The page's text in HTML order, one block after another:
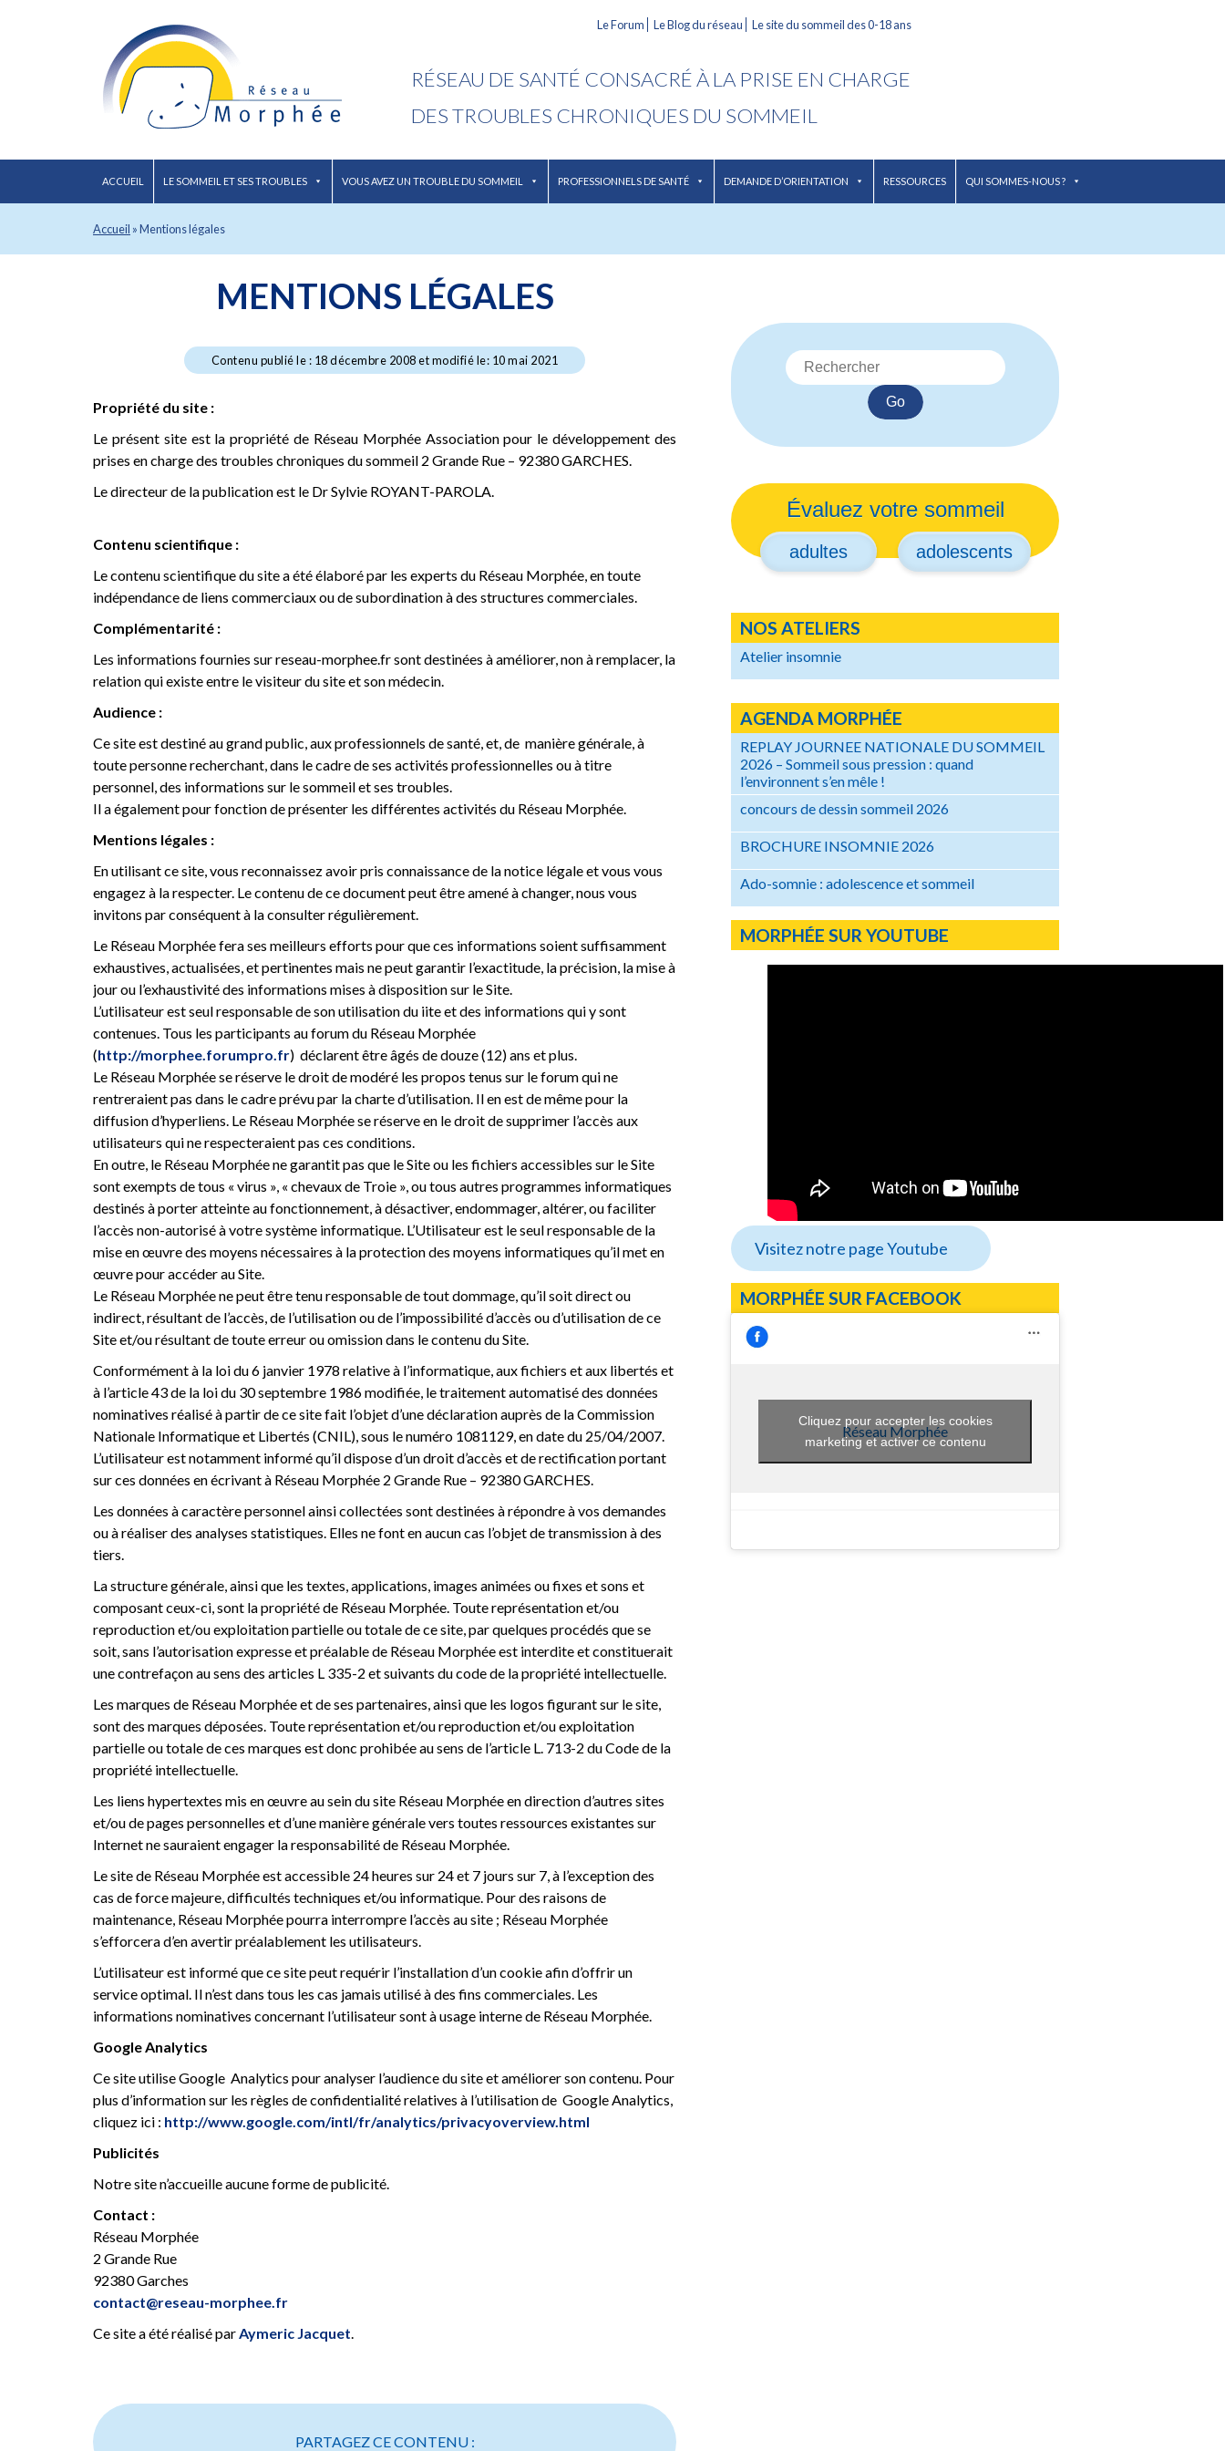
Le Forum Le Blog du réseau Le site du sommeil des 0-18 ans
RÉSEAU DE SANTÉ CONSACRÉ À LA PRISE EN CHARGE
DES TROUBLES CHRONIQUES DU SOMMEIL
ACCUEIL LE SOMMEIL ET SES TROUBLES VOUS AVEZ UN TROUBLE DU SOMMEIL PROFESSIONNELS DE SANTÉ DEMANDE D’ORIENTATION RESSOURCES QUI SOMMES-NOUS ?
Accueil »Mentions légales
MENTIONS LÉGALES
Contenu publié le : 18 décembre 2008 et modifié le: 10 mai 2021
Propriété du site :
Le présent site est la propriété de Réseau Morphée Association pour le développement des
prises en charge des troubles chroniques du sommeil 2 Grande Rue – 92380 GARCHES.
Le directeur de la publication est le Dr Sylvie ROYANT-PAROLA.
Contenu scientifique :
Le contenu scientifique du site a été élaboré par les experts du Réseau Morphée, en toute
indépendance de liens commerciaux ou de subordination à des structures commerciales.
Complémentarité :
Les informations fournies sur reseau-morphee.fr sont destinées à améliorer, non à remplacer, la
relation qui existe entre le visiteur du site et son médecin.
Audience :
Ce site est destiné au grand public, aux professionnels de santé, et, de manière générale, à
toute personne recherchant, dans le cadre de ses activités professionnelles ou à titre
personnel, des informations sur le sommeil et ses troubles.
Il a également pour fonction de présenter les différentes activités du Réseau Morphée.
Mentions légales :
En utilisant ce site, vous reconnaissez avoir pris connaissance de la notice légale et vous vous
engagez à la respecter. Le contenu de ce document peut être amené à changer, nous vous
invitons par conséquent à la consulter régulièrement.
Le Réseau Morphée fera ses meilleurs efforts pour que ces informations soient suffisamment
exhaustives, actualisées, et pertinentes mais ne peut garantir l’exactitude, la précision, la mise à
jour ou l’exhaustivité des informations mises à disposition sur le Site.
L’utilisateur est seul responsable de son utilisation du iite et des informations qui y sont
contenues. Tous les participants au forum du Réseau Morphée
(http://morphee.forumpro.fr) déclarent être âgés de douze (12) ans et plus.
Le Réseau Morphée se réserve le droit de modéré les propos tenus sur le forum qui ne
rentreraient pas dans le cadre prévu par la charte d’utilisation. Il en est de même pour la
diffusion d’hyperliens. Le Réseau Morphée se réserve en le droit de supprimer l’accès aux
utilisateurs qui ne respecteraient pas ces conditions.
En outre, le Réseau Morphée ne garantit pas que le Site ou les fichiers accessibles sur le Site
sont exempts de tous « virus », « chevaux de Troie », ou tous autres programmes informatiques
destinés à porter atteinte au fonctionnement, à désactiver, endommager, altérer, ou faciliter
l’accès non-autorisé à votre système informatique. L’Utilisateur est le seul responsable de la
mise en œuvre des moyens nécessaires à la protection des moyens informatiques qu’il met en
œuvre pour accéder au Site.
Le Réseau Morphée ne peut être tenu responsable de tout dommage, qu’il soit direct ou
indirect, résultant de l’accès, de l’utilisation ou de l’impossibilité d’accès ou d’utilisation de ce
Site et/ou résultant de toute erreur ou omission dans le contenu du Site.
Conformément à la loi du 6 janvier 1978 relative à l’informatique, aux fichiers et aux libertés et
à l’article 43 de la loi du 30 septembre 1986 modifiée, le traitement automatisé des données
nominatives réalisé à partir de ce site fait l’objet d’une déclaration auprès de la Commission
Nationale Informatique et Libertés (CNIL), sous le numéro 1081129, en date du 25/04/2007.
L’utilisateur est notamment informé qu’il dispose d’un droit d’accès et de rectification portant
sur ces données en écrivant à Réseau Morphée 2 Grande Rue – 92380 GARCHES.
Les données à caractère personnel ainsi collectées sont destinées à répondre à vos demandes
ou à réaliser des analyses statistiques. Elles ne font en aucun cas l’objet de transmission à des
tiers.
La structure générale, ainsi que les textes, applications, images animées ou fixes et sons et
composant ceux-ci, sont la propriété de Réseau Morphée. Toute représentation et/ou
reproduction et/ou exploitation partielle ou totale de ce site, par quelques procédés que se
soit, sans l’autorisation expresse et préalable de Réseau Morphée est interdite et constituerait
une contrefaçon au sens des articles L 335-2 et suivants du code de la propriété intellectuelle.
Les marques de Réseau Morphée et de ses partenaires, ainsi que les logos figurant sur le site,
sont des marques déposées. Toute représentation et/ou reproduction et/ou exploitation
partielle ou totale de ces marques est donc prohibée au sens de l’article L. 713-2 du Code de la
propriété intellectuelle.
Les liens hypertextes mis en œuvre au sein du site Réseau Morphée en direction d’autres sites
et/ou de pages personnelles et d’une manière générale vers toutes ressources existantes sur
Internet ne sauraient engager la responsabilité de Réseau Morphée.
Le site de Réseau Morphée est accessible 24 heures sur 24 et 7 jours sur 7, à l’exception des
cas de force majeure, difficultés techniques et/ou informatique. Pour des raisons de
maintenance, Réseau Morphée pourra interrompre l’accès au site ; Réseau Morphée
s’efforcera d’en avertir préalablement les utilisateurs.
L’utilisateur est informé que ce site peut requérir l’installation d’un cookie afin d’offrir un
service optimal. Il n’est dans tous les cas jamais utilisé à des fins commerciales. Les
informations nominatives concernant l’utilisateur sont à usage interne de Réseau Morphée.
Google Analytics
Ce site utilise Google Analytics pour analyser l’audience du site et améliorer son contenu. Pour
plus d’information sur les règles de confidentialité relatives à l’utilisation de Google Analytics,
cliquez ici : http://www.google.com/intl/fr/analytics/privacyoverview.html
Publicités
Notre site n’accueille aucune forme de publicité.
Contact :
Réseau Morphée
2 Grande Rue
92380 Garches
contact@reseau-morphee.fr
Ce site a été réalisé par Aymeric Jacquet
PARTAGEZ CE CONTENU :
Go
Évaluez votre sommeil
adultes adolescents
NOS ATELIERS
Atelier insomnie
AGENDA MORPHÉE
REPLAY JOURNEE NATIONALE DU SOMMEIL
2026 – Sommeil sous pression : quand
l’environnent s’en mêle !
concours de dessin sommeil 2026
BROCHURE INSOMNIE 2026
Ado-somnie : adolescence et sommeil
MORPHÉE SUR YOUTUBE
Visitez notre page Youtube
MORPHÉE SUR FACEBOOK
Réseau Morphée
Cliquez pour accepter les cookies
marketing et activer ce contenu